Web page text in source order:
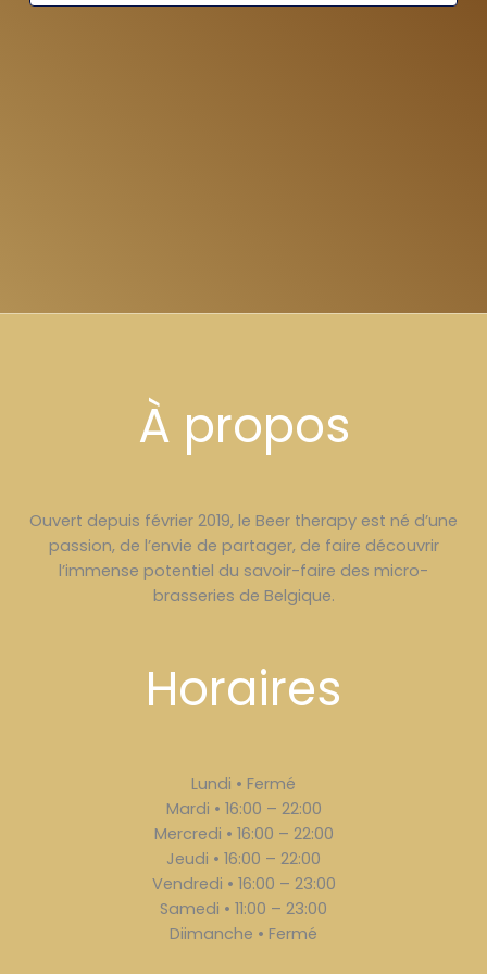
À propos
Ouvert depuis février 2019, le Beer therapy est né d’une
passion, de l’envie de partager, de faire découvrir
l’immense potentiel du savoir-faire des micro-
brasseries de Belgique.
Horaires
Lundi • Fermé
Mardi • 16:00 – 22:00
Mercredi • 16:00 – 22:00
Jeudi • 16:00 – 22:00
Vendredi • 16:00 – 23:00
Samedi • 11:00 – 23:00
Diimanche • Fermé